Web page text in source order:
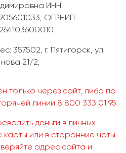
ИНН
ОГРНИП
357502, г. Пятигорск, ул.
21/2;
только через сайт, либо по
линии 8 800 333 01 95
деньги в личных
или в сторонние чаты.
адрес сайта и